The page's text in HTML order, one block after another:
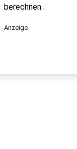
berechnen.
Anzeige